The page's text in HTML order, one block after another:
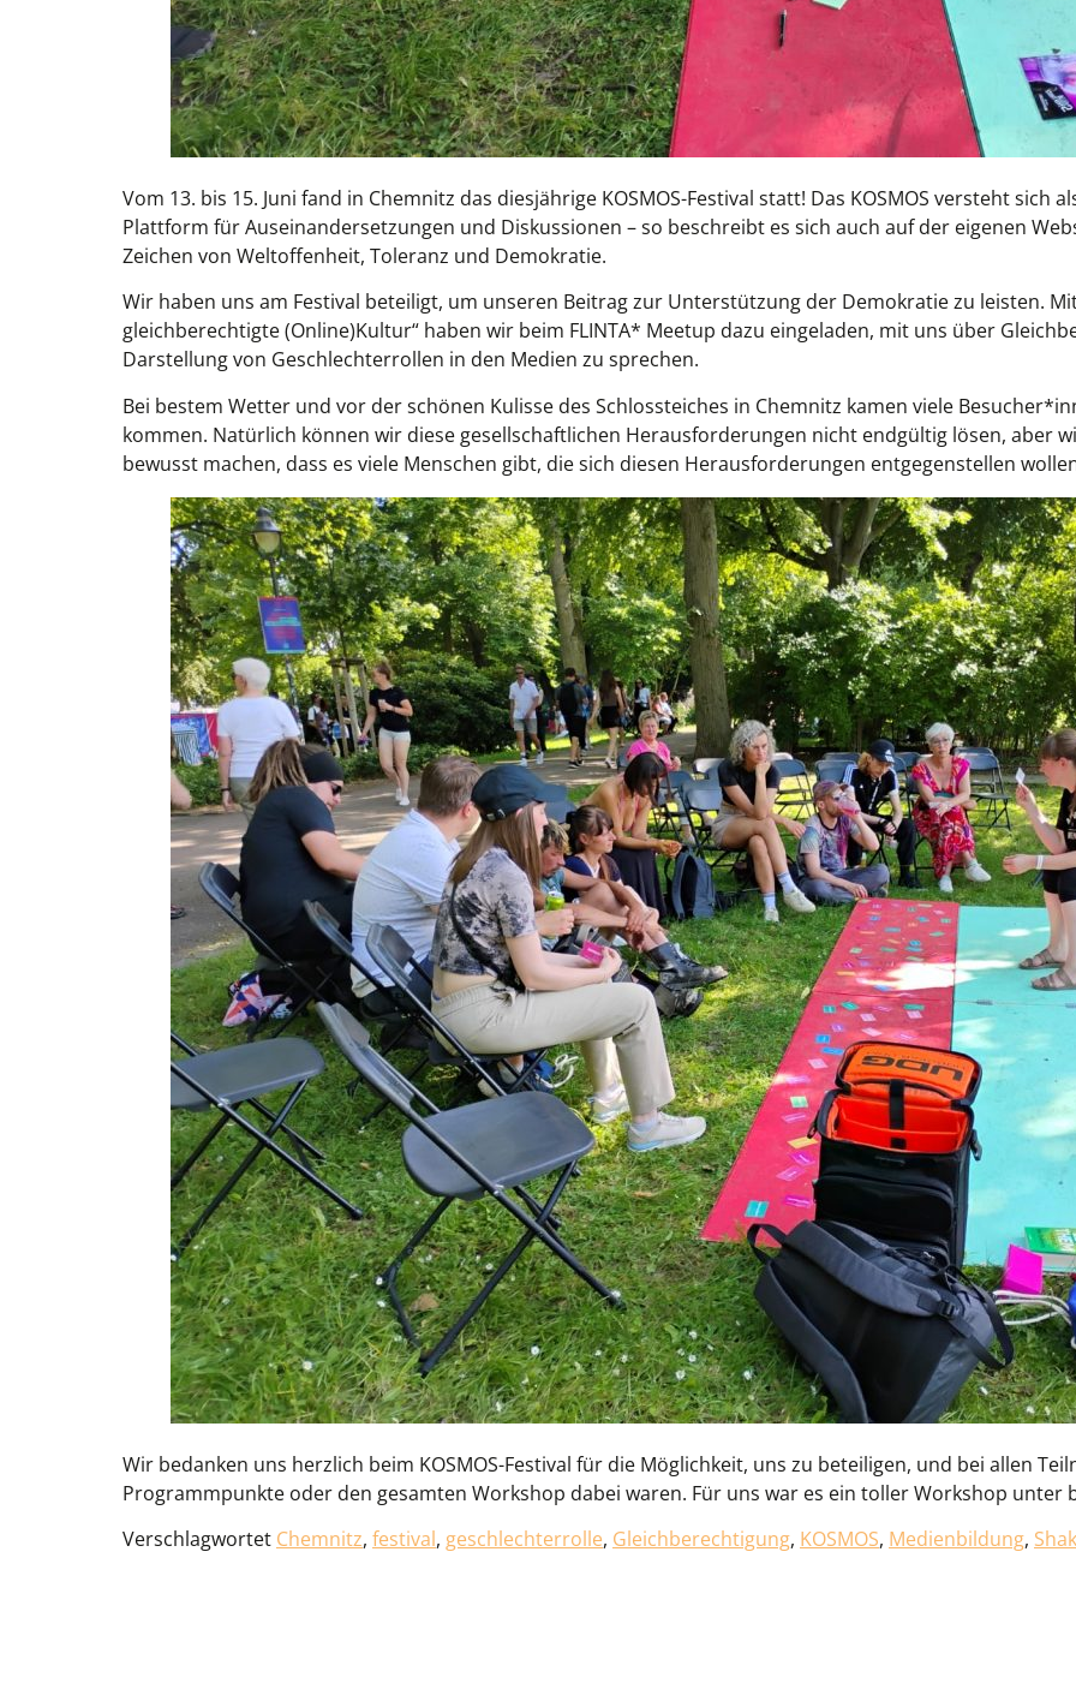
Vom 13. bis 15. Juni fand in Chemnitz das diesjährige KOSMOS-Festival statt! Das KOSMOS versteht sich
Plattform für Auseinandersetzungen und Diskussionen – so beschreibt es sich auch auf der eigenen
Zeichen von Weltoffenheit, Toleranz und Demokratie.
Wir haben uns am Festival beteiligt, um unseren Beitrag zur Unterstützung der Demokratie zu leisten.
gleichberechtigte (Online)Kultur“ haben wir beim FLINTA* Meetup dazu eingeladen, mit uns über
Darstellung von Geschlechterrollen in den Medien zu sprechen.
Bei bestem Wetter und vor der schönen Kulisse des Schlossteiches in Chemnitz kamen viele
kommen. Natürlich können wir diese gesellschaftlichen Herausforderungen nicht endgültig lösen, aber
bewusst machen, dass es viele Menschen gibt, die sich diesen Herausforderungen entgegenstellen
Wir bedanken uns herzlich beim KOSMOS-Festival für die Möglichkeit, uns zu beteiligen, und bei allen
Programmpunkte oder den gesamten Workshop dabei waren. Für uns war es ein toller Workshop
Verschlagwortet Chemnitz, festival, geschlechterrolle, Gleichberechtigung, KOSMOS, Medienbildung,